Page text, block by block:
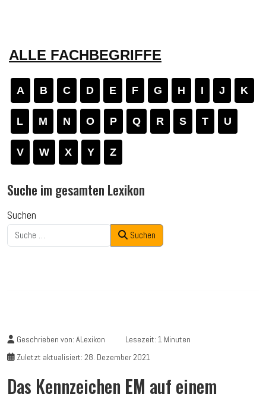
ALLE FACHBEGRIFFE
A B C D E F G H I J K
L M N O P Q R S T U
V W X Y Z
Suche im gesamten Lexikon
Suchen
Suchen
Geschrieben von: ALexikon
Lesezeit: 1 Minuten
Zuletzt aktualisiert: 28. Dezember 2021
Das Kennzeichen EM auf einem